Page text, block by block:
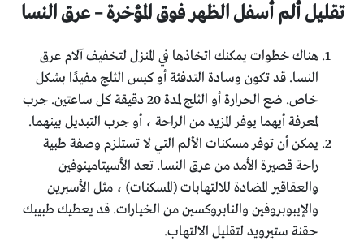
تقليل ألم أسفل الظهر فوق المؤخرة – عرق النسا
هناك خطوات يمكنك اتخاذها في المنزل لتخفيف آلام عرق
النسا. قد تكون وسادة التدفئة أو كيس الثلج مفيدًا بشكل
خاص. ضع الحرارة أو الثلج لمدة 20 دقيقة كل ساعتين. جرب
لمعرفة أيهما يوفر المزيد من الراحة ، أو جرب التبديل بينهما.
يمكن أن توفر مسكنات الألم التي لا تستلزم وصفة طبية
راحة قصيرة الأمد من عرق النسا. تعد الأسيتامينوفين
والعقاقير المضادة للالتهابات (المسكنات) ، مثل الأسبرين
والإيبوبروفين والنابروكسين من الخيارات. قد يعطيك طبيبك
حقنة ستيرويد لتقليل الالتهاب.